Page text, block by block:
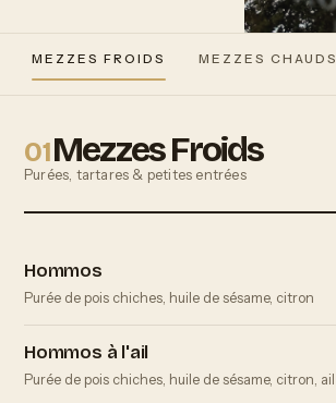
MEZZES FROIDS MEZZES CHAUDS
01Mezzes Froids
Purées, tartares & petites entrées
Hommos
Purée de pois chiches, huile de sésame, citron
Hommos à l'ail
Purée de pois chiches, huile de sésame, citron, ail